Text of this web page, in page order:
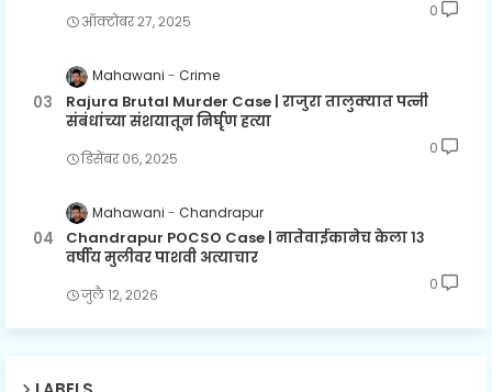
ऑक्टोबर २७, २०२५
0
Mahawani Crime
Rajura Brutal Murder Case | राजुरा तालुक्यात पत्नी
संबंधांच्या संशयातून निर्घृण हत्या
डिसेंबर ०६, २०२५
0
Mahawani Chandrapur
Chandrapur POCSO Case | नातेवाईकानेच केला १३
वर्षीय मुलीवर पाशवी अत्याचार
जुलै १२, २०२६
0